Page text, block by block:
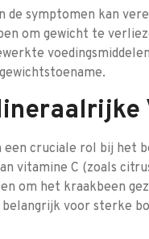
de symptomen kan
om gewicht te
cruciale rol bij het
vitamine C (zoals
om het kraakbeen
voor sterke